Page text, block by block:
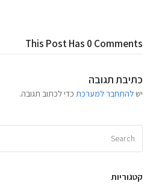
This Post Has 0 Comments
כתיבת תגובה
ישלהתחבר למערכת כדי לכתוב תגובה.
קטגוריות